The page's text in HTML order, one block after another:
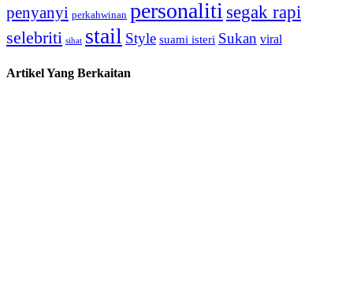
penyanyi perkahwinan personalitisegak rapi
selebriti sihat stail Style suami isteri Sukan viral
Artikel Yang Berkaitan